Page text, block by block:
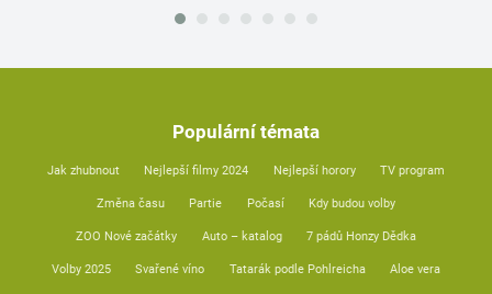
Populární témata
Jak zhubnout Nejlepší filmy 2024 Nejlepší horory TV program
Změna času Partie Počasí Kdy budou volby
ZOO Nové začátky Auto – katalog 7 pádů Honzy Dědka
Volby 2025 Svařené víno Tatarák podle Pohlreicha Aloe vera